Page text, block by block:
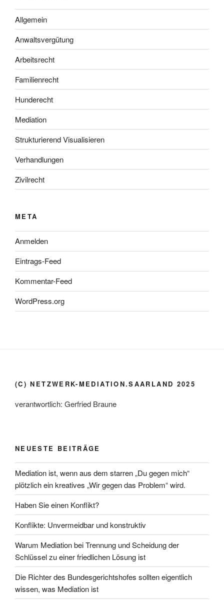
Allgemein
Anwaltsvergütung
Arbeitsrecht
Familienrecht
Hunderecht
Mediation
Strukturierend Visualisieren
Verhandlungen
Zivilrecht
META
Anmelden
Eintrags-Feed
Kommentar-Feed
WordPress.org
(C) NETZWERK-MEDIATION.SAARLAND 2025
verantwortlich: Gerfried Braune
NEUESTE BEITRÄGE
Mediation ist, wenn aus dem starren „Du gegen mich“
plötzlich ein kreatives „Wir gegen das Problem“ wird.
Haben Sie einen Konflikt?
Konflikte: Unvermeidbar und konstruktiv
Warum Mediation bei Trennung und Scheidung der
Schlüssel zu einer friedlichen Lösung ist
Die Richter des Bundesgerichtshofes sollten eigentlich
wissen, was Mediation ist